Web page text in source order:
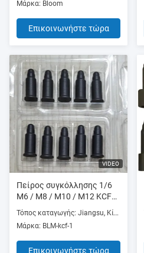
Μάρκα: Bloom
Επικοινωνήστε τώρα
VIDEO
Πείρος συγκόλλησης 1/6
M6 / M8 / M10 / M12 KCF
για συγκόλληση
παξιμαδιών
Τόπος καταγωγής: Jiangsu, Κίνα (ηπειρωτική χώρα)
Μάρκα: BLM-kcf-1
Επικοινωνήστε τώρα